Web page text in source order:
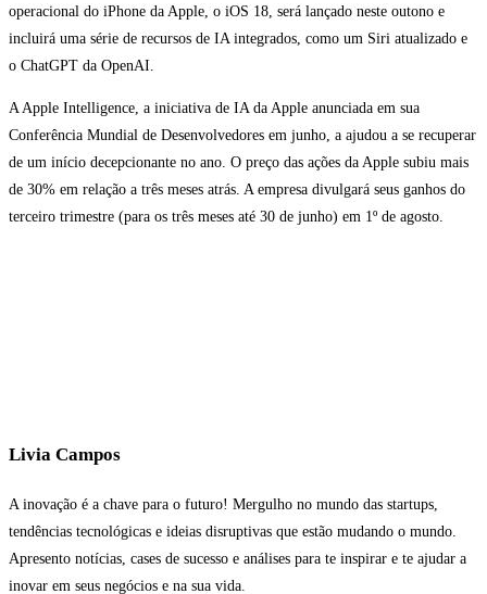
operacional do iPhone da Apple, o iOS 18, será lançado neste outono e
incluirá uma série de recursos de IA integrados, como um Siri atualizado e
o ChatGPT da OpenAI.
A Apple Intelligence, a iniciativa de IA da Apple anunciada em sua
Conferência Mundial de Desenvolvedores em junho, a ajudou a se recuperar
de um início decepcionante no ano. O preço das ações da Apple subiu mais
de 30% em relação a três meses atrás. A empresa divulgará seus ganhos do
terceiro trimestre (para os três meses até 30 de junho) em 1º de agosto.
Livia Campos
A inovação é a chave para o futuro! Mergulho no mundo das startups,
tendências tecnológicas e ideias disruptivas que estão mudando o mundo.
Apresento notícias, cases de sucesso e análises para te inspirar e te ajudar a
inovar em seus negócios e na sua vida.